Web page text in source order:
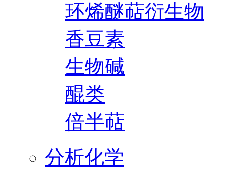
环烯醚萜衍生物
香豆素
生物碱
醌类
倍半萜
分析化学